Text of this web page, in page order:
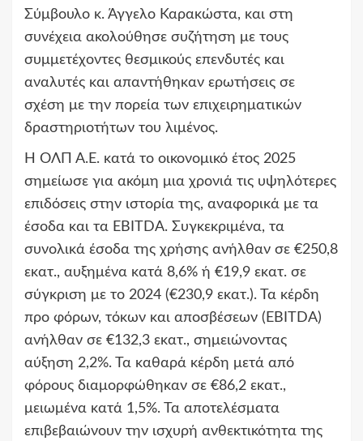
Σύμβουλο κ. Άγγελο Καρακώστα, και στη
συνέχεια ακολούθησε συζήτηση με τους
συμμετέχοντες θεσμικούς επενδυτές και
αναλυτές και απαντήθηκαν ερωτήσεις σε
σχέση με την πορεία των επιχειρηματικών
δραστηριοτήτων του λιμένος.
Η ΟΛΠ Α.Ε. κατά το οικονομικό έτος 2025
σημείωσε για ακόμη μια χρονιά τις υψηλότερες
επιδόσεις στην ιστορία της, αναφορικά με τα
έσοδα και τα EBITDA. Συγκεκριμένα, τα
συνολικά έσοδα της χρήσης ανήλθαν σε €250,8
εκατ., αυξημένα κατά 8,6% ή €19,9 εκατ. σε
σύγκριση με το 2024 (€230,9 εκατ.). Τα κέρδη
προ φόρων, τόκων και αποσβέσεων (EBITDA)
ανήλθαν σε €132,3 εκατ., σημειώνοντας
αύξηση 2,2%. Τα καθαρά κέρδη μετά από
φόρους διαμορφώθηκαν σε €86,2 εκατ.,
μειωμένα κατά 1,5%. Τα αποτελέσματα
επιβεβαιώνουν την ισχυρή ανθεκτικότητα της